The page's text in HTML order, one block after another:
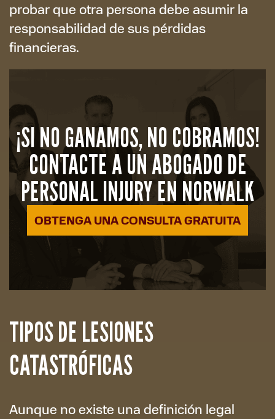
probar que otra persona debe asumir la
responsabilidad de sus pérdidas
financieras.
¡SI NO GANAMOS, NO COBRAMOS!
CONTACTE A UN ABOGADO DE
PERSONAL INJURY EN NORWALK
OBTENGA UNA CONSULTA GRATUITA
TIPOS DE LESIONES
CATASTRÓFICAS
Aunque no existe una definición legal